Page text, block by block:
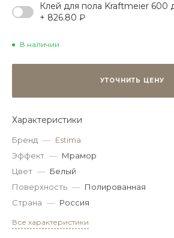
Клей для пола Kraftmeier 600
+ 826.80 ₽
В наличии
УТОЧНИТЬ ЦЕНУ
Характеристики
Бренд — Estima
Эффект — Мрамор
Цвет — Белый
Поверхность — Полированная
Страна — Россия
Все характеристики